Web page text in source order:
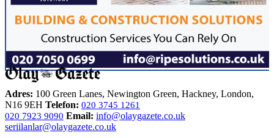
Adres: 100 Green Lanes, Newington Green, Hackney, London,
N16 9EH Telefon: 020 3745 1261
020 7923 9090 Email: info@olaygazete.co.uk
seriilanlar@olaygazete.co.uk